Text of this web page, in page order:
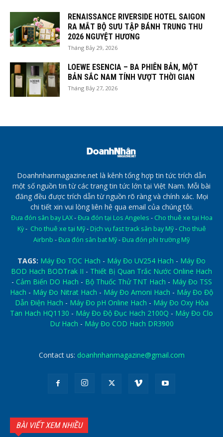
RENAISSANCE RIVERSIDE HOTEL SAIGON
RA MẮT BỘ SƯU TẬP BÁNH TRUNG THU
2026 NGUYỆT HƯƠNG
Tháng Bảy 29, 2026
LOEWE ESENCIA – BA PHIÊN BẢN, MỘT
BẢN SẮC NAM TÍNH VƯỢT THỜI GIAN
Tháng Bảy 27, 2026
Doanhnhanmagazine.net là kênh tổng hợp tin tức trích dẫn
một số nguồn tin từ các trang tin tức lớn tại Việt Nam. Mỗi bài
đăng đều được trích dẫn từ nguồn rõ ràng và chính xác. Mọi
chi tiết xin vui lòng liên hệ qua email của chúng tôi.
Đưa đón sân bay LAX-Đưa đón tại Los Angeles - Cho thuê xe tại Hoa
Kỳ- Cho thuê xe tại Mỹ- Dịch vụ fast track sân bay Mỹ- Cho thuê
Airbnb -Đưa đón sân bat Mỹ-Đưa đón phi trường Mỹ
TAGS: Máy Đo TOC Hach - Máy Đo UV254 Hach - Máy Đo
BOD Hach BODTrak II - Thiết Bị Quan Trắc Nước Online Hach
- Cảm Biến DO Hach - Bộ Thuốc Thử TNT Hach - Máy Đo TSS
Hach - Máy Đo Nitrat Hach - Máy Đo Amoni Hach - Máy Đo Độ
Dẫn Điện Hach - Máy Đo pH Online Hach - Máy Đo Oxy Hòa
Tan Hach HQ1130 - Máy Đo Độ Đục Hach 2100Q - Máy Đo Clo
Dư Hach - Máy Đo COD Hach DR3900
Contact us: doanhnhanmagazine@gmail.com
BÀI VIẾT XEM NHIỀU